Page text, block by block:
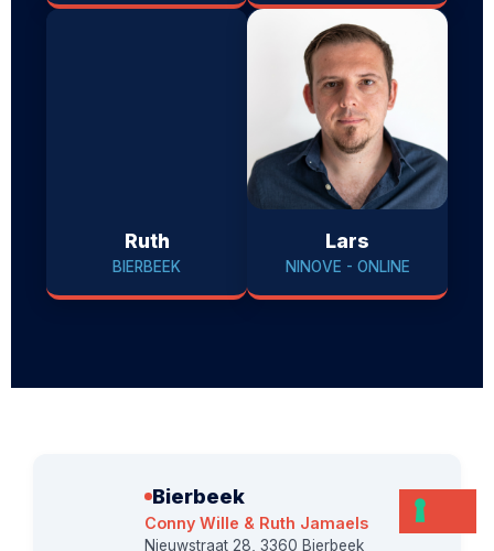
Ruth
BIERBEEK
Lars
NINOVE - ONLINE
Bierbeek
Conny Wille & Ruth Jamaels
Nieuwstraat 28, 3360 Bierbeek